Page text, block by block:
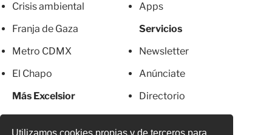
Utilizamos cookies propias y de terceros para
Crisis ambiental
Franja de Gaza
Metro CDMX
El Chapo
Más Excelsior
Apps
Servicios
Newsletter
Anúnciate
Directorio